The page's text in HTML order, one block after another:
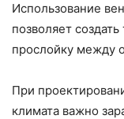
Использование
позволяет
прослойку между
При
климата важно